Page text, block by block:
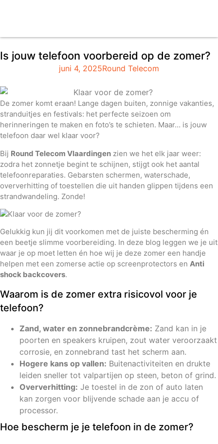
Is jouw telefoon voorbereid op de zomer?
juni 4, 2025Round Telecom
De zomer komt eraan! Lange dagen buiten, zonnige vakanties,
stranduitjes en festivals: het perfecte seizoen om
herinneringen te maken en foto’s te schieten. Maar… is jouw
telefoon daar wel klaar voor?
Bij Round Telecom Vlaardingen zien we het elk jaar weer:
zodra het zonnetje begint te schijnen, stijgt ook het aantal
telefoonreparaties. Gebarsten schermen, waterschade,
oververhitting of toestellen die uit handen glippen tijdens een
strandwandeling. Zonde!
Gelukkig kun jij dit voorkomen met de juiste bescherming én
een beetje slimme voorbereiding. In deze blog leggen we je uit
waar je op moet letten én hoe wij je deze zomer een handje
helpen met een zomerse actie op screenprotectors en Anti
shock backcovers.
Waarom is de zomer extra risicovol voor je
telefoon?
Zand, water en zonnebrandcrème: Zand kan in je
poorten en speakers kruipen, zout water veroorzaakt
corrosie, en zonnebrand tast het scherm aan.
Hogere kans op vallen: Buitenactiviteiten en drukte
leiden sneller tot valpartijen op steen, beton of grind.
Oververhitting: Je toestel in de zon of auto laten
kan zorgen voor blijvende schade aan je accu of
processor.
Hoe bescherm je je telefoon in de zomer?